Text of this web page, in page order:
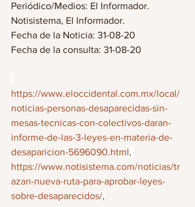
Periódico/Medios: El Informador.
Notisistema, El Informador.
Fecha de la Noticia: 31-08-20
Fecha de la consulta: 31-08-20
https://www.eloccidental.com.mx/local/
noticias-personas-desaparecidas-sin-
mesas-tecnicas-con-colectivos-daran-
informe-de-las-3-leyes-en-materia-de-
desaparicion-5696090.html,
https://www.notisistema.com/noticias/tr
azan-nueva-ruta-para-aprobar-leyes-
sobre-desaparecidos/,